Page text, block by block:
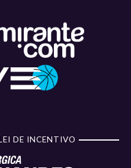
DE INCENTIVO